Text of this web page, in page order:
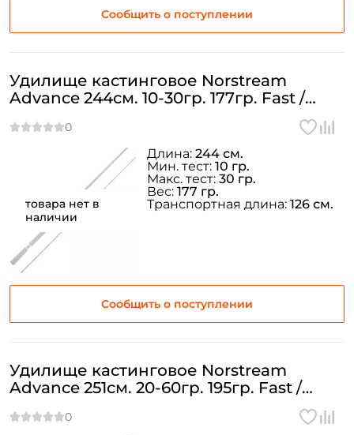
Сообщить о поступлении
товара нет в
наличии
Удилище кастинговое Norstream
Advance 244см. 10-30гр. 177гр. Fast /
Сообщить о поступлении
Длина: 244 см.
Мин. тест: 10 гр.
Макс. тест: 30 гр.
Вес: 177 гр.
Транспортная длина: 126 см.
Удилище кастинговое Norstream
Advance 251см. 20-60гр. 195гр. Fast /
Создать аккаунт
ФИО: *